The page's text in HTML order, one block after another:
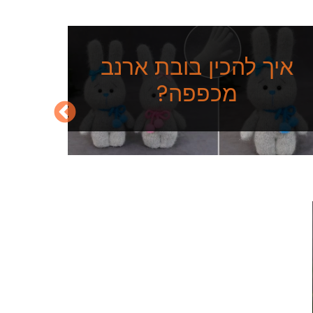
איך להכין בובת ארנב
מכפפה?